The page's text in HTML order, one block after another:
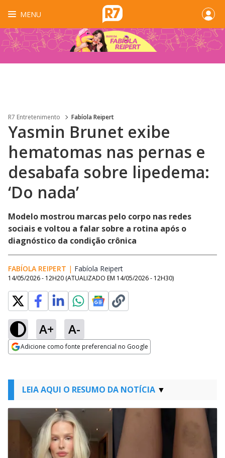
MENU
R7 Entretenimento Fabíola Reipert
Yasmin Brunet exibe
hematomas nas pernas e
desabafa sobre lipedema:
‘Do nada’
Modelo mostrou marcas pelo corpo nas redes
sociais e voltou a falar sobre a rotina após o
diagnóstico da condição crônica
FABÍOLA REIPERT | Fabíola Reipert
14/05/2026 - 12H20 (ATUALIZADO EM 14/05/2026 - 12H30)
A+ A-
Adicione como fonte preferencial no Google
LEIA AQUI O RESUMO DA NOTÍCIA